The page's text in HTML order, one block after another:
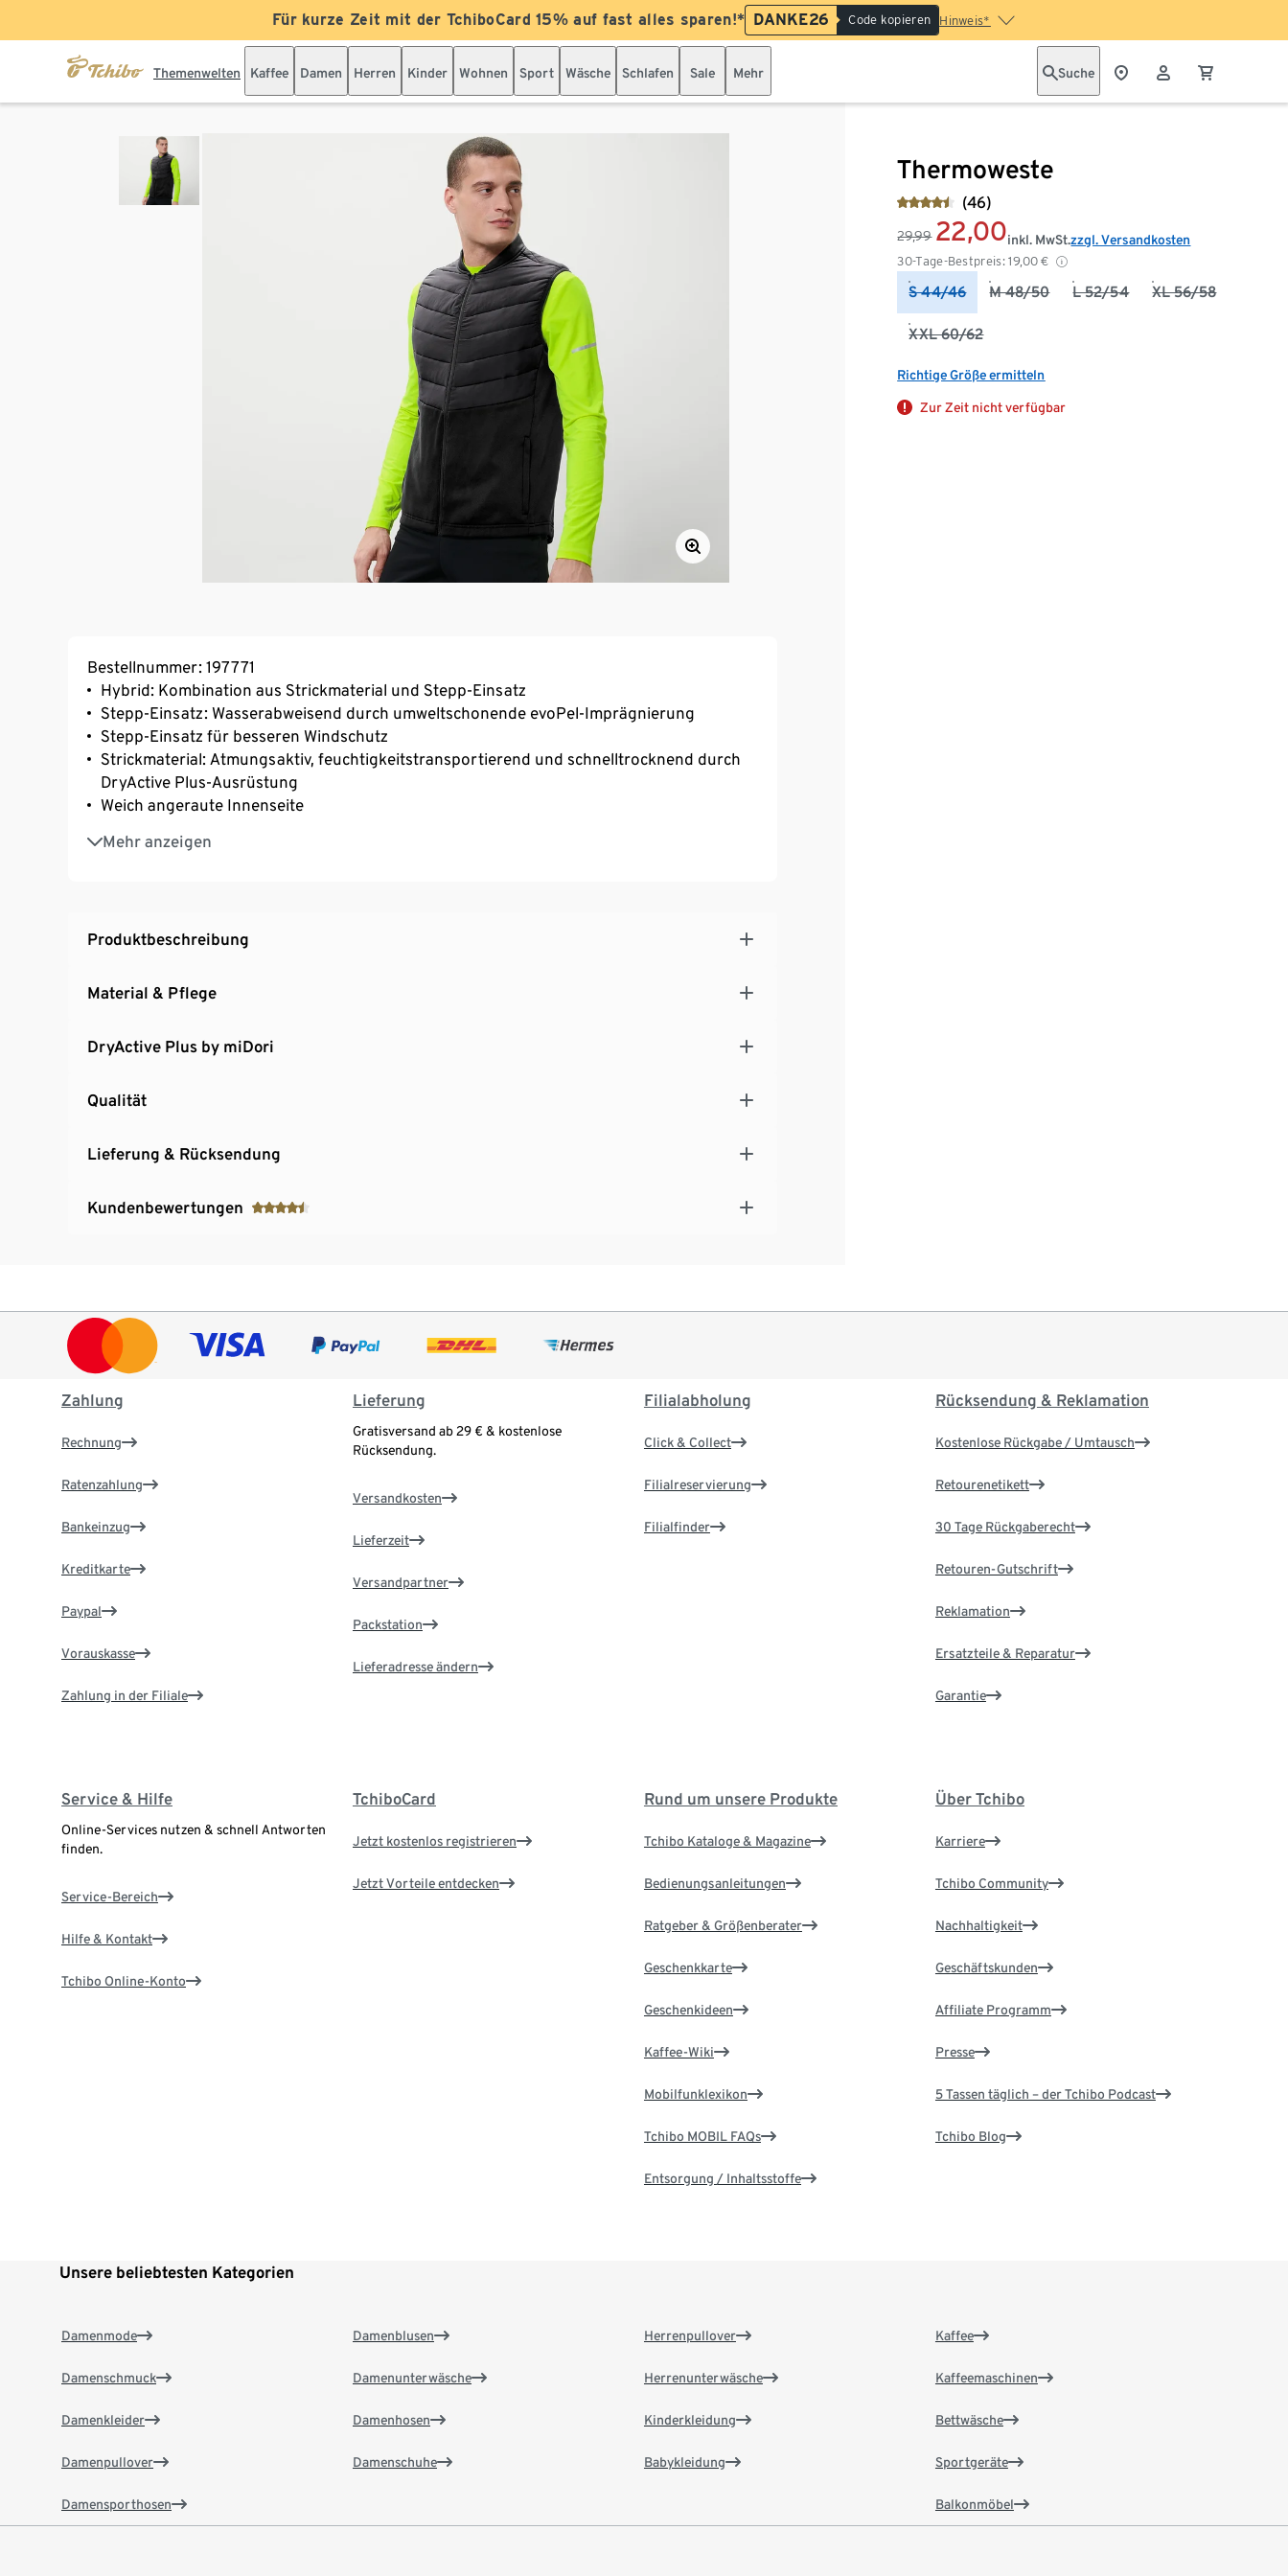
Für kurze Zeit mit der TchiboCard 15% auf fast alles sparen!* DANKE26 Code kopieren Hinweis*
Themenwelten Kaffee Damen Herren Kinder Wohnen Sport Wäsche Schlafen Sale Mehr Suche
Thermoweste
(46)
29,99 22,00
30-Tage-Bestpreis: 19,00 €
inkl. MwSt.zzgl. Versandkosten
S 44/46 M 48/50 L 52/54 XL 56/58
XXL 60/62
Richtige Größe ermitteln
Zur Zeit nicht verfügbar
Bestellnummer: 197771
Hybrid: Kombination aus Strickmaterial und Stepp-Einsatz
Stepp-Einsatz: Wasserabweisend durch umweltschonende evoPel-Imprägnierung
Stepp-Einsatz für besseren Windschutz
Strickmaterial: Atmungsaktiv, feuchtigkeitstransportierend und schnelltrocknend durch
DryActive Plus-Ausrüstung
Weich angeraute Innenseite
Mehr anzeigen
Softes, elastisches Material mit der Faser Creora® – für optimale Bewegungsfreiheit
2 Eingrifftaschen mit Reißverschluss
Produktbeschreibung
Material & Pflege
DryActive Plus by miDori
Qualität
Lieferung & Rücksendung
Kundenbewertungen
Zahlung
Rechnung
Ratenzahlung
Bankeinzug
Kreditkarte
Paypal
Vorauskasse
Zahlung in der Filiale
Lieferung
Gratisversand ab 29 € & kostenlose
Rücksendung.
Versandkosten
Lieferzeit
Versandpartner
Packstation
Lieferadresse ändern
Filialabholung
Click & Collect
Filialreservierung
Filialfinder
Rücksendung & Reklamation
Kostenlose Rückgabe / Umtausch
Retourenetikett
30 Tage Rückgaberecht
Retouren-Gutschrift
Reklamation
Ersatzteile & Reparatur
Garantie
Service & Hilfe
Online-Services nutzen & schnell Antworten
finden.
Service-Bereich
Hilfe & Kontakt
Tchibo Online-Konto
TchiboCard
Jetzt kostenlos registrieren
Jetzt Vorteile entdecken
Rund um unsere Produkte
Tchibo Kataloge & Magazine
Bedienungsanleitungen
Ratgeber & Größenberater
Geschenkkarte
Geschenkideen
Kaffee-Wiki
Mobilfunklexikon
Tchibo MOBIL FAQs
Entsorgung / Inhaltsstoffe
Über Tchibo
Karriere
Tchibo Community
Nachhaltigkeit
Geschäftskunden
Affiliate Programm
Presse
5 Tassen täglich – der Tchibo Podcast
Tchibo Blog
Unsere beliebtesten Kategorien
Damenmode
Damenschmuck
Damenkleider
Damenpullover
Damensporthosen
Damenblusen
Damenunterwäsche
Damenhosen
Damenschuhe
Herrenpullover
Herrenunterwäsche
Kinderkleidung
Babykleidung
Kaffee
Kaffeemaschinen
Bettwäsche
Sportgeräte
Balkonmöbel